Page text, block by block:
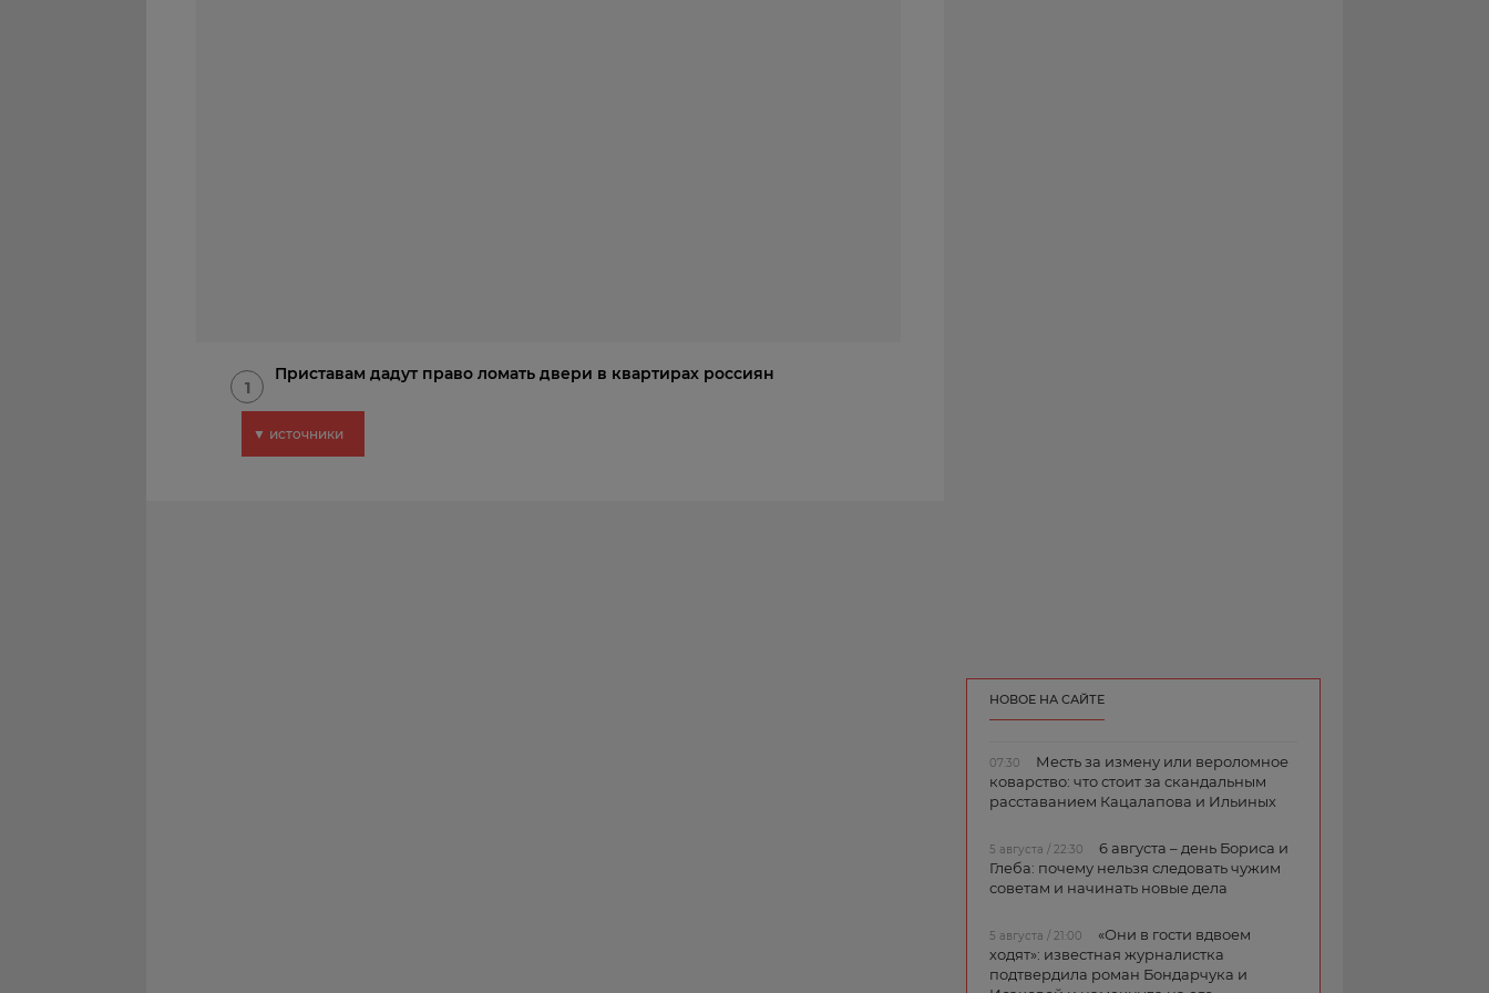
1
Приставам дадут право ломать двери в квартирах россиян
▼ источники
НОВОЕ НА САЙТЕ
07:30
Месть за измену или вероломное
коварство: что стоит за скандальным
расставанием Кацалапова и Ильиных
5 августа / 22:30
6 августа – день Бориса и
Глеба: почему нельзя следовать чужим
советам и начинать новые дела
5 августа / 21:00
«Они в гости вдвоем
ходят»: известная журналистка
подтвердила роман Бондарчука и